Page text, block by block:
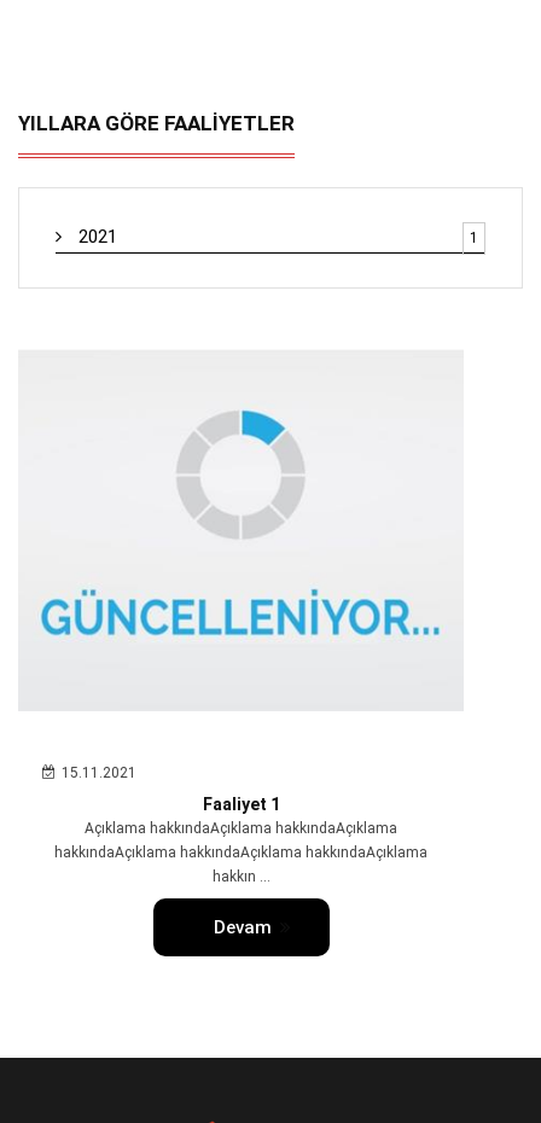
YILLARA GÖRE FAALİYETLER
2021 1
15.11.2021
Faaliyet 1
Açıklama hakkındaAçıklama hakkındaAçıklama
hakkındaAçıklama hakkındaAçıklama hakkındaAçıklama
hakkın ...
Devam